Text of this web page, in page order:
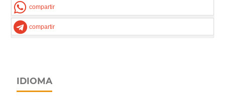
compartir
compartir
IDIOMA